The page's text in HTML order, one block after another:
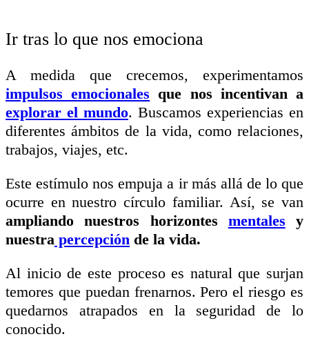
Ir tras lo que nos emociona
A medida que crecemos, experimentamos
impulsos emocionales que nos incentivan a
explorar el mundo. Buscamos experiencias en
diferentes ámbitos de la vida, como relaciones,
trabajos, viajes, etc.
Este estímulo nos empuja a ir más allá de lo que
ocurre en nuestro círculo familiar. Así, se van
ampliando nuestros horizontes mentales y
nuestra percepción de la vida.
Al inicio de este proceso es natural que surjan
temores que puedan frenarnos. Pero el riesgo es
quedarnos atrapados en la seguridad de lo
conocido.